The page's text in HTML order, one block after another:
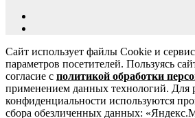
Сайт использует файлы Cookie и
параметров посетителей. Пользуясь
согласие с политикой обработки
применением данных технологий. Для
конфиденциальности используются
сбора обезличенных данных: